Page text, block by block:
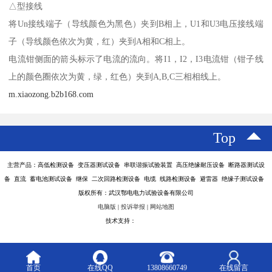
△型接线
将Un接线端子（导线颜色为黑色）夹到B相上，U1和U3电压接线端
子（导线颜色依次为黄，红）夹到A相和C相上。
电流钳侧面的箭头标示了电流的流向。将I1，I2，I3电流钳（钳子线
上的颜色圈依次为黄，绿，红色）夹到A,B,C三相相线上。
m.xiaozong.b2b168.com
Top
主营产品：高低检测设备 变压器测试设备 串联谐振试验装置 高压绝缘耐压设备 断路器测试设
备 直流 蓄电池测试设备 继保 二次回路检测设备 电缆 线路检测设备 避雷器 绝缘子测试设备
版权所有：武汉鄂电电力试验设备有限公司
电脑版 | 投诉举报 | 网站地图
技术支持：
首页 在线QQ 13808660749 在线留言